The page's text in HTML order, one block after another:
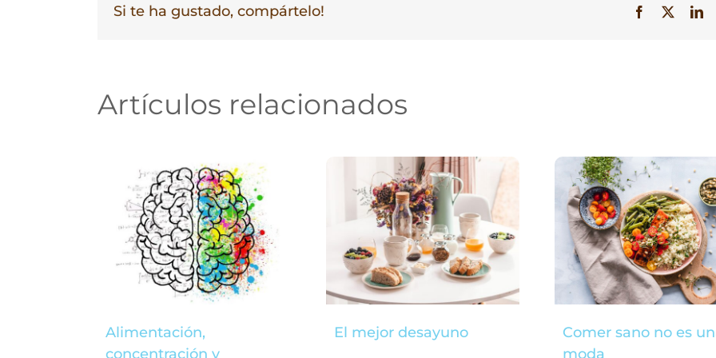
Si te ha gustado, compártelo! Facebook
Artículos relacionados
Alimentación,
concentración y
El mejor desayuno
Comer sano no es
moda